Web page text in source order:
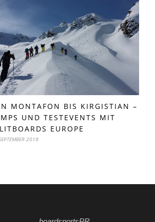
MONTAFON BIS KIRGISTIAN –
UND TESTEVENTS MIT
EUROPE
2018